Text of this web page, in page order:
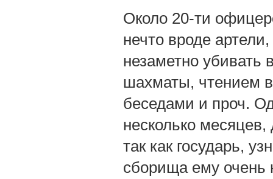
Около 20-ти
нечто вроде
незаметно убивать
шахматы, чтением
беседами и проч.
несколько
так как государь,
сборища ему очень